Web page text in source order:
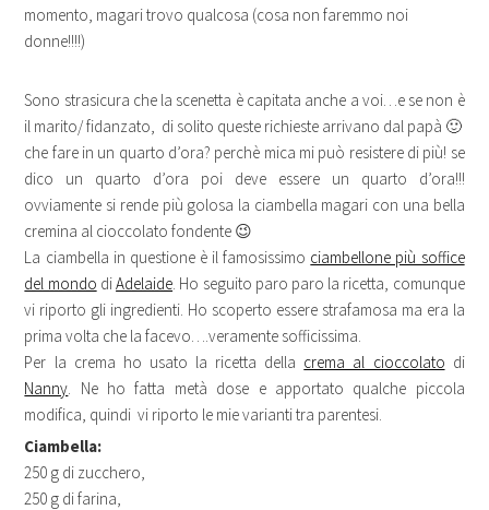
momento, magari trovo qualcosa (cosa non faremmo noi
donne!!!!)
Sono strasicura che la scenetta è capitata anche a voi…e se non è
il marito/ fidanzato, di solito queste richieste arrivano dal papà 🙂
che fare in un quarto d’ora? perchè mica mi può resistere di più! se
dico un quarto d’ora poi deve essere un quarto d’ora!!!
ovviamente si rende più golosa la ciambella magari con una bella
cremina al cioccolato fondente 😉
La ciambella in questione è il famosissimo ciambellone più soffice
del mondo diAdelaide. Ho seguito paro paro la ricetta, comunque
vi riporto gli ingredienti. Ho scoperto essere strafamosa ma era la
prima volta che la facevo….veramente sofficissima.
Per la crema ho usato la ricetta della crema al cioccolato di
Nanny. Ne ho fatta metà dose e apportato qualche piccola
modifica, quindi vi riporto le mie varianti tra parentesi.
Ciambella:
250 g di zucchero,
250 g di farina,